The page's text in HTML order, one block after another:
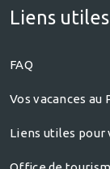
Liens utiles
FAQ
Vos vacances au
Liens utiles